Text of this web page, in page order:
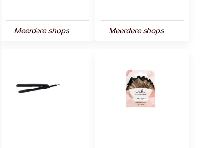
Meerdere shops Meerdere shops